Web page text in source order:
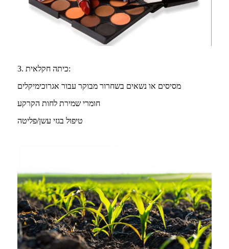
3. כיתה חקלאית:
מסיסים או נשאים בשחרור מבוקר עבור אגרוכימיקלים
חומרי שמירת לחות הקרקע
טיפול בגזי עשן/פליטה